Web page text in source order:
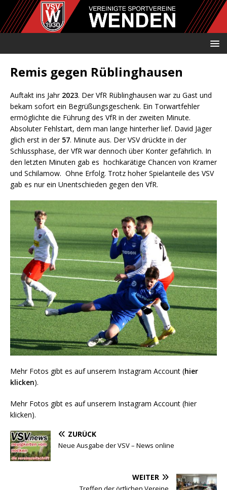
Remis gegen Rüblinghausen
Auftakt ins Jahr 2023. Der VfR Rüblinghausen war zu Gast und
bekam sofort ein Begrüßungsgeschenk. Ein Torwartfehler
ermöglichte die Führung des VfR in der zweiten Minute.
Absoluter Fehlstart, dem man lange hinterher lief. David Jäger
glich erst in der 57. Minute aus. Der VSV drückte in der
Schlussphase, der VfR war dennoch über Konter gefährlich. In
den letzten Minuten gab es hochkarätige Chancen von Kramer
und Schilamow. Ohne Erfolg. Trotz hoher Spielanteile des VSV
gab es nur ein Unentschieden gegen den VfR.
Mehr Fotos gibt es auf unserem Instagram Account (hier
klicken).
Mehr Fotos gibt es auf unserem Instagram Account (hier
klicken).
ZURÜCK
Neue Ausgabe der VSV – News online
WEITER